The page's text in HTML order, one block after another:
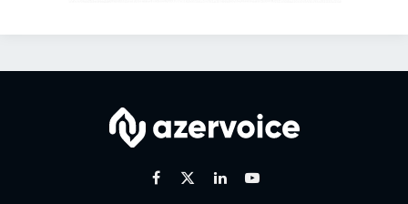
Facebook
X
LinkedinYoutube